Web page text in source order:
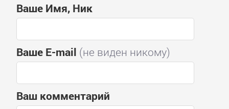
Ваше Имя, Ник
Ваше E-mail (не виден никому)
Ваш комментарий